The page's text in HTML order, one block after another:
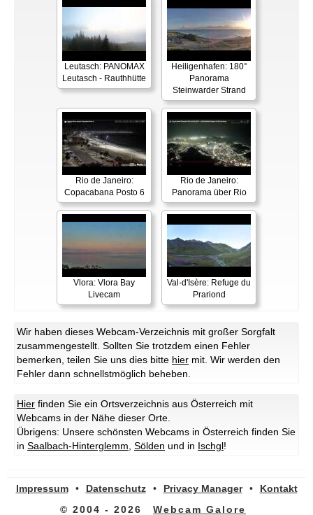
Leutasch: PANOMAX
Leutasch - Rauthhütte
Heiligenhafen: 180°
Panorama
Steinwarder Strand
Rio de Janeiro:
Copacabana Posto 6
Rio de Janeiro:
Panorama über Rio
Vlora: Vlora Bay
Livecam
Val-d'Isère: Refuge du
Prariond
Wir haben dieses Webcam-Verzeichnis mit großer Sorgfalt
zusammengestellt. Sollten Sie trotzdem einen Fehler
bemerken, teilen Sie uns dies bitte hier mit. Wir werden den
Fehler dann schnellstmöglich beheben.
Hier finden Sie ein Ortsverzeichnis aus Österreich mit
Webcams in der Nähe dieser Orte.
Übrigens: Unsere schönsten Webcams in Österreich finden Sie
in Saalbach-Hinterglemm Sölden und in Ischgl!
Impressum • Datenschutz • Privacy Manager •
Kontakt
© 2004 - 2026
Webcam Galore